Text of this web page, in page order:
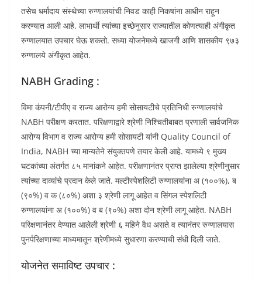
तसेच धर्मादाय संस्थेच्या रुग्णालयांची निवड काही निकषांना आधीन राहून
करण्यात आली आहे. लाभार्थी त्यांच्या इच्छेनुसार राज्यातील कोणत्याही अंगीकृत
रुग्णालयात उपचार घेऊ शकतो. सध्या योजनेमध्ये खाजगी आणि शासकीय ९७३
रुग्णालये अंगीकृत आहेत.
NABH Grading :
विमा कंपनी/टीपीए व राज्य आरोग्य हमी सोसायटीचे प्रतिनिधी रुग्णालयांचे
NABH परीक्षण करतात. परिक्षणाद्वारे श्रेणी निश्चितीबाबत प्रणाली सार्वजनिक
आरोग्य विभाग व राज्य आरोग्य हमी सोसायटी यांनी Quality Council of
India, NABH च्या मान्यतेने संयुक्तपणे तयार केली आहे. यामध्ये ९ मुख्य
घटकांच्या अंतर्गत ८५ मानांकने आहेत. परीक्षणानंतर प्राप्त झालेल्या श्रेणीनुसार
त्यांच्या दाव्यांचे प्रदान केले जाते. मल्टीस्पेशलिटी रुग्णालयांना अ (१००%), ब
(९०%) व क (८०%) अशा ३ श्रेणी लागू आहेत व सिंगल स्पेशलिटी
रुग्णालयांना अ (१००%) व ब (९०%) अशा दोन श्रेणी लागू आहेत. NABH
परिक्षणानंतर देण्यात आलेली श्रेणी ६ महिने वैध असते व त्यानंतर रुग्णालयास
पुनर्परिक्षणाच्या माध्यमातून श्रेणीमध्ये सुधारणा करण्याची संधी दिली जाते.
योजनेत समाविष्ट उपचार :